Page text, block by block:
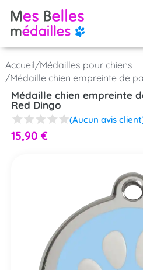
Accueil/Médailles pour chiens
/Médaille chien empreinte de
Médaille chien empreinte
Red Dingo
(Aucun avis
15,90 €